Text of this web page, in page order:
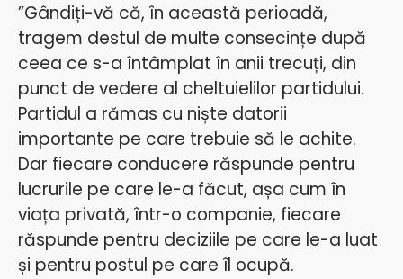
”Gândiți-vă că, în această perioadă,
tragem destul de multe consecințe după
ceea ce s-a întâmplat în anii trecuți, din
punct de vedere al cheltuielilor partidului.
Partidul a rămas cu niște datorii
importante pe care trebuie să le achite.
Dar fiecare conducere răspunde pentru
lucrurile pe care le-a făcut, așa cum în
viața privată, într-o companie, fiecare
răspunde pentru deciziile pe care le-a luat
și pentru postul pe care îl ocupă.